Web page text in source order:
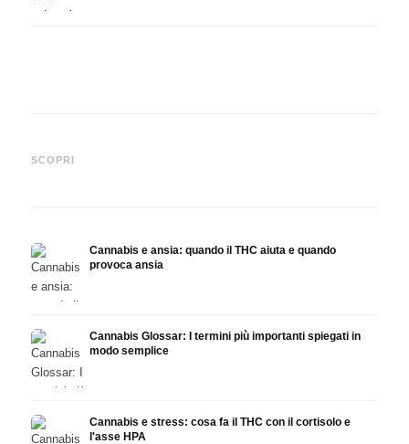
SCOPRI
Epidiolex e lo stato della
Cannabis e ansia: quando il THC aiuta e quando
provoca ansia
Cannabis Glossar: I termini più importanti spiegati in
modo semplice
Cannabis e stress: cosa fa il THC con il cortisolo e
l'asse HPA